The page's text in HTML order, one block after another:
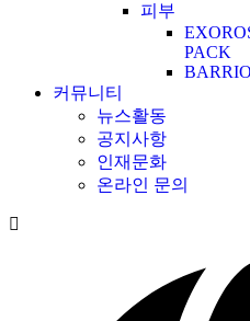
피부
PACK
커뮤니티
뉴스활동
공지사항
인재문화
온라인 문의